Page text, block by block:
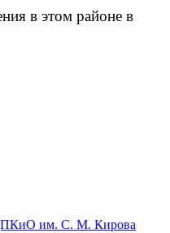
в этом районе в
им. С. М. Кирова